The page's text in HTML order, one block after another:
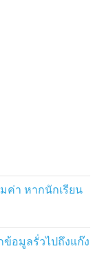
งทะเบียน ก็
TOR, ป.ป.ช.
ค่า หากนักเรียน
ข้อมูลรั่วไปถึงแก๊ง